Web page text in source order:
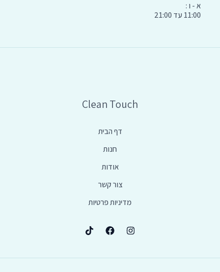
א - ו :
11:00 עד 21:00
Clean Touch
דף הבית
חנות
אודות
צור קשר
מדיניות פרטיות